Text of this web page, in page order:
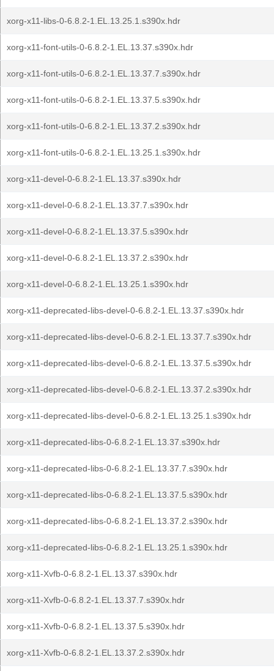
xorg-x11-libs-0-6.8.2-1.EL.13.25.1.s390x.hdr
xorg-x11-font-utils-0-6.8.2-1.EL.13.37.s390x.hdr
xorg-x11-font-utils-0-6.8.2-1.EL.13.37.7.s390x.hdr
xorg-x11-font-utils-0-6.8.2-1.EL.13.37.5.s390x.hdr
xorg-x11-font-utils-0-6.8.2-1.EL.13.37.2.s390x.hdr
xorg-x11-font-utils-0-6.8.2-1.EL.13.25.1.s390x.hdr
xorg-x11-devel-0-6.8.2-1.EL.13.37.s390x.hdr
xorg-x11-devel-0-6.8.2-1.EL.13.37.7.s390x.hdr
xorg-x11-devel-0-6.8.2-1.EL.13.37.5.s390x.hdr
xorg-x11-devel-0-6.8.2-1.EL.13.37.2.s390x.hdr
xorg-x11-devel-0-6.8.2-1.EL.13.25.1.s390x.hdr
xorg-x11-deprecated-libs-devel-0-6.8.2-1.EL.13.37.s390x.hdr
xorg-x11-deprecated-libs-devel-0-6.8.2-1.EL.13.37.7.s390x.hdr
xorg-x11-deprecated-libs-devel-0-6.8.2-1.EL.13.37.5.s390x.hdr
xorg-x11-deprecated-libs-devel-0-6.8.2-1.EL.13.37.2.s390x.hdr
xorg-x11-deprecated-libs-devel-0-6.8.2-1.EL.13.25.1.s390x.hdr
xorg-x11-deprecated-libs-0-6.8.2-1.EL.13.37.s390x.hdr
xorg-x11-deprecated-libs-0-6.8.2-1.EL.13.37.7.s390x.hdr
xorg-x11-deprecated-libs-0-6.8.2-1.EL.13.37.5.s390x.hdr
xorg-x11-deprecated-libs-0-6.8.2-1.EL.13.37.2.s390x.hdr
xorg-x11-deprecated-libs-0-6.8.2-1.EL.13.25.1.s390x.hdr
xorg-x11-Xvfb-0-6.8.2-1.EL.13.37.s390x.hdr
xorg-x11-Xvfb-0-6.8.2-1.EL.13.37.7.s390x.hdr
xorg-x11-Xvfb-0-6.8.2-1.EL.13.37.5.s390x.hdr
xorg-x11-Xvfb-0-6.8.2-1.EL.13.37.2.s390x.hdr